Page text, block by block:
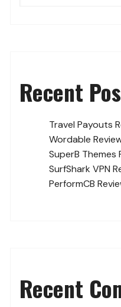
Recent
Travel Payouts
Wordable
SuperB Themes
SurfShark VPN
PerformCB
Recent